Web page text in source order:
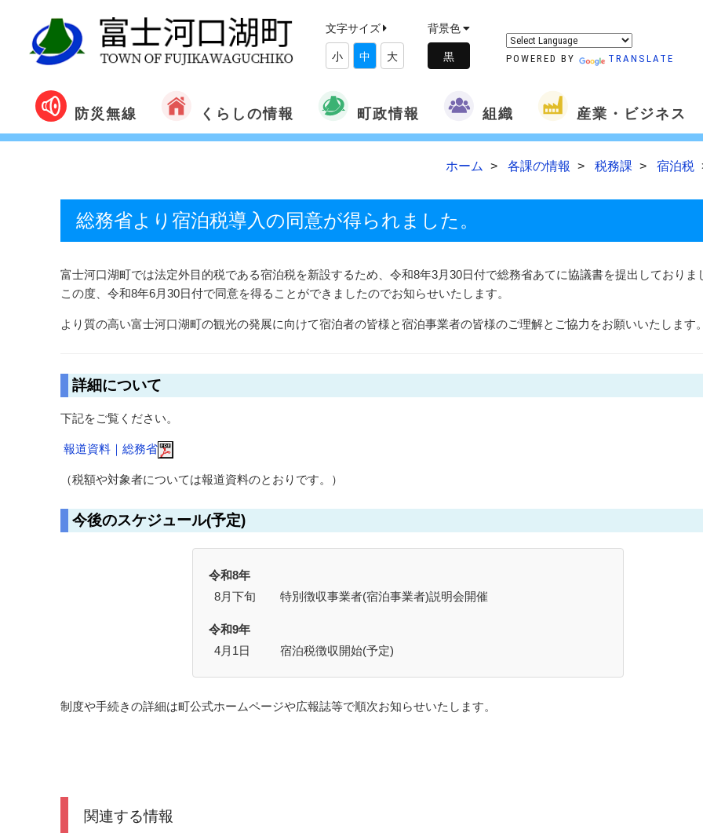
文字サイズ
小 中 大
背景色
POWERED BY TRANSLATE
防災無線 くらしの情報 町政情報 組織 産業・ビジネス
ホーム 各課の情報 税務課 宿泊税
総務省より宿泊税導入の同意が得られました。
富士河口湖町では法定外目的税である宿泊税を新設するため、令和8年3月30日付で総務省あてに協議書を提出しておりま
この度、令和8年6月30日付で同意を得ることができましたのでお知らせいたします。
より質の高い富士河口湖町の観光の発展に向けて宿泊者の皆様と宿泊事業者の皆様のご理解とご協力をお願いいたします
詳細について
下記をご覧ください。
報道資料｜総務省
（税額や対象者については報道資料のとおりです。）
今後のスケジュール(予定)
令和8年
8月下旬
特別徴収事業者(宿泊事業者)説明会開催
令和9年
4月1日
宿泊税徴収開始(予定)
制度や手続きの詳細は町公式ホームページや広報誌等で順次お知らせいたします。
関連する情報